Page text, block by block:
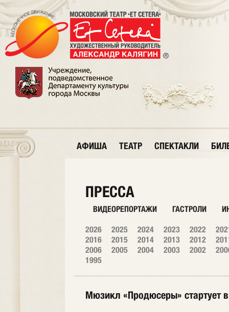
АФИША ТЕАТР СПЕКТАКЛИ
ПРЕССА
ВИДЕОРЕПОРТАЖИ ГАСТРОЛИ
2026 2025 2024 2023 2022
2016
2015 2014 2013 2012
2006
2005 2004 2003 2002
1995
Мюзикл «Продюсеры» стартует